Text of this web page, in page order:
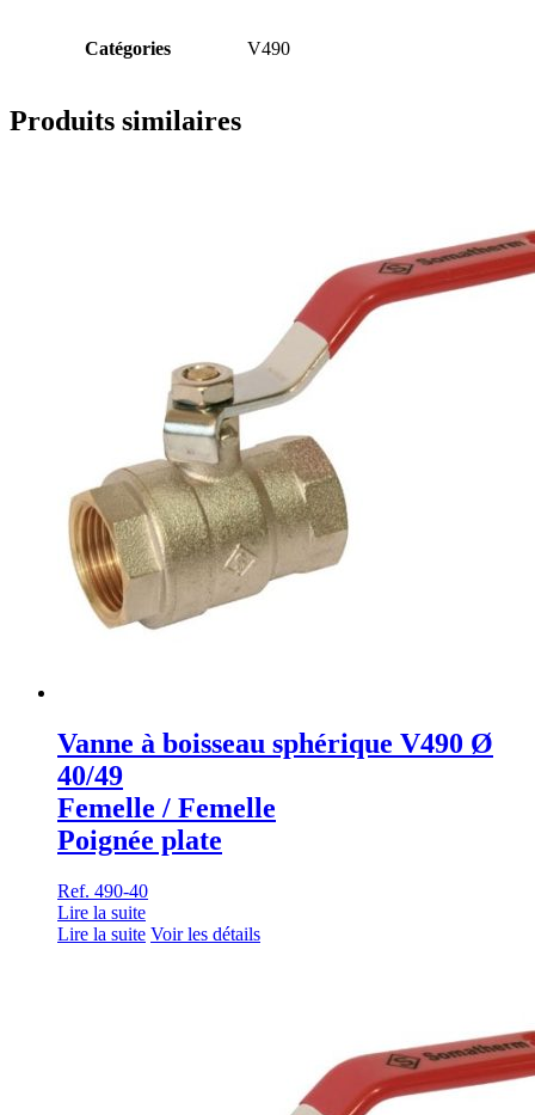
Catégories V490
Produits similaires
Vanne à boisseau sphérique V490 Ø
40/49
Femelle / Femelle
Poignée plate
Ref. 490-40
Lire la suite
Lire la suite Voir les détails